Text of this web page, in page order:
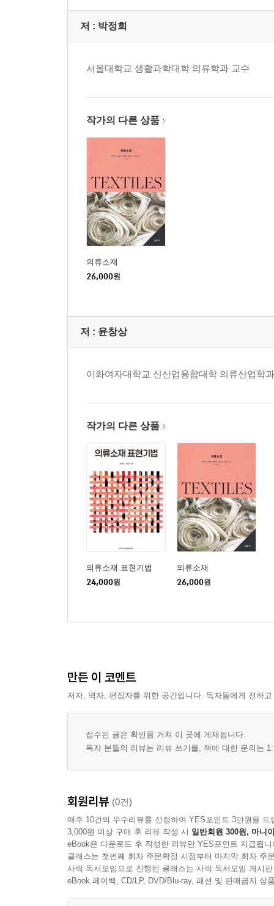
저 : 박정희
서울대학교 생활과학대학 의류학과 교수
작가의 다른 상품
의류소재
26,000원
저 : 윤창상
이화여자대학교 신산업융합대학 의류산업학
작가의 다른 상품
의류소재 표현기법
24,000원
의류소재
26,000원
만든 이 코멘트
저자, 역자, 편집자를 위한 공간입니다. 독자들에게 전하
접수된 글은 확인을 거쳐 이 곳에 게재됩니다.
독자 분들의 리뷰는 리뷰 쓰기를, 책에 대한 문의는
회원리뷰 (0건)
매주 10건의 우수리뷰를 선정하여 YES포인트 3만원을 드
3,000원 이상 구매 후 리뷰 작성 시 일반회원 300원, 마니
eBook은 다운로드 후 작성한 리뷰만 YES포인트 지급됩니
클래스는 첫번째 회차 주문확정 시점부터 마지막 회차 주
사락 독서모임으로 진행된 클래스는 사락 독서모임 게시
eBook 페이백, CD/LP, DVD/Blu-ray, 패션 및 판매금지 상